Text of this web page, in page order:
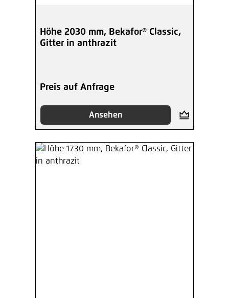
Höhe 2030 mm, Bekafor® Classic,
Gitter in anthrazit
Preis auf Anfrage
Ansehen